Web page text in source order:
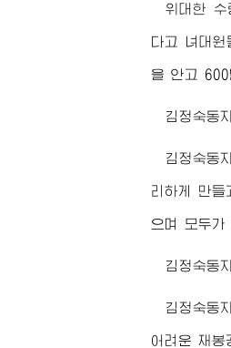
위대한 수
다고 녀대원
을 안고 600
김정숙동지
김정숙동지
리하게 만
으며 모두가
김정숙동지
김정숙동지
어려운 재봉